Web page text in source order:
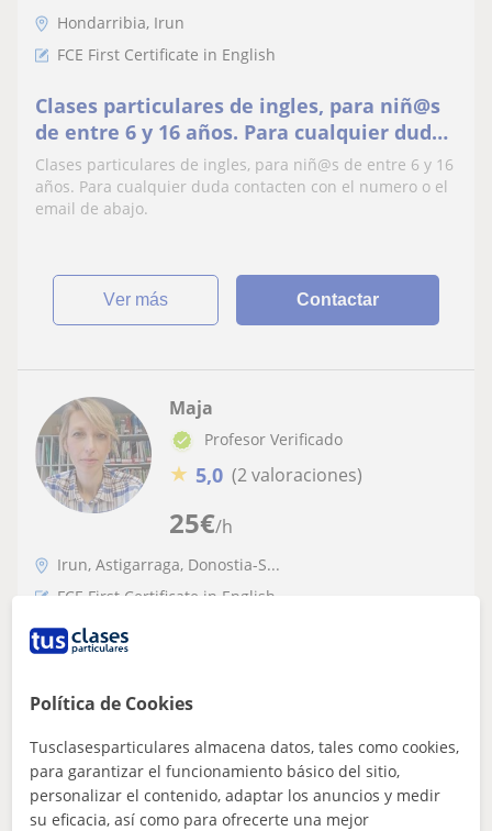
Hondarribia, Irun
FCE First Certificate in English
Clases particulares de ingles, para niñ@s
de entre 6 y 16 años. Para cualquier duda
contacten con el numero o el email de
abajo
Clases particulares de ingles, para niñ@s de entre 6 y 16
años. Para cualquier duda contacten con el numero o el
email de abajo.
ver más Contactar
25€/h
Maja
Profesor Verificado
★ 5,0 (2 valoraciones)
Irun, Astigarraga, Donostia-S...
FCE First Certificate in English
Clases de inglés dinamicas,ONLiNE o
Advanced (CAE) +otros niveles según tus
Clases particulares presenciales o online. Preparacion
20 años de experiencia. Cla...
Política de Cookies
Tusclasesparticulares almacena datos, tales como cookies,
para garantizar el funcionamiento básico del sitio,
personalizar el contenido, adaptar los anuncios y medir
su eficacia, así como para ofrecerte una mejor